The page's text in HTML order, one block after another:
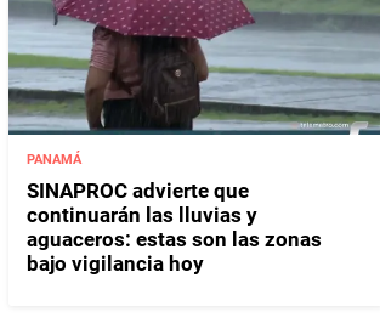
PANAMÁ
SINAPROC advierte que
continuarán las lluvias y
aguaceros: estas son las zonas
bajo vigilancia hoy